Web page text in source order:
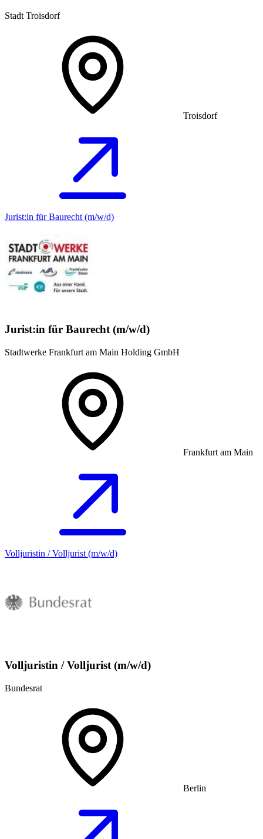
Stadt Troisdorf
Troisdorf
Jurist:in für Baurecht (m/w/d)
Jurist:in für Baurecht (m/w/d)
Stadtwerke Frankfurt am Main Holding GmbH
Frankfurt am Main
Volljuristin / Volljurist (m/w/d)
Volljuristin / Volljurist (m/w/d)
Bundesrat
Berlin